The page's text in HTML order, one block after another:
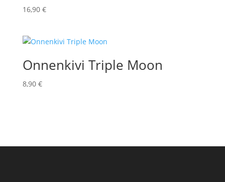
16,90 €
Onnenkivi Triple Moon
8,90 €